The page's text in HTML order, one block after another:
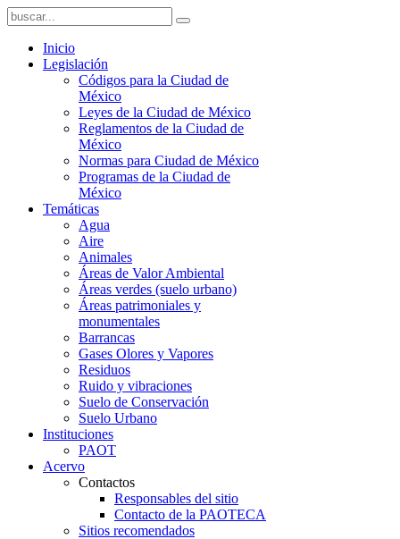
Inicio
Legislación
Códigos para la Ciudad de
México
Leyes de la Ciudad de México
Reglamentos de la Ciudad de
México
Normas para Ciudad de México
Programas de la Ciudad de
México
Temáticas
Agua
Aire
Animales
Áreas de Valor Ambiental
Áreas verdes (suelo urbano)
Áreas patrimoniales y
monumentales
Barrancas
Gases Olores y Vapores
Residuos
Ruido y vibraciones
Suelo de Conservación
Suelo Urbano
Instituciones
PAOT
Acervo
Contactos
Responsables del sitio
Contacto de la PAOTECA
Sitios recomendados